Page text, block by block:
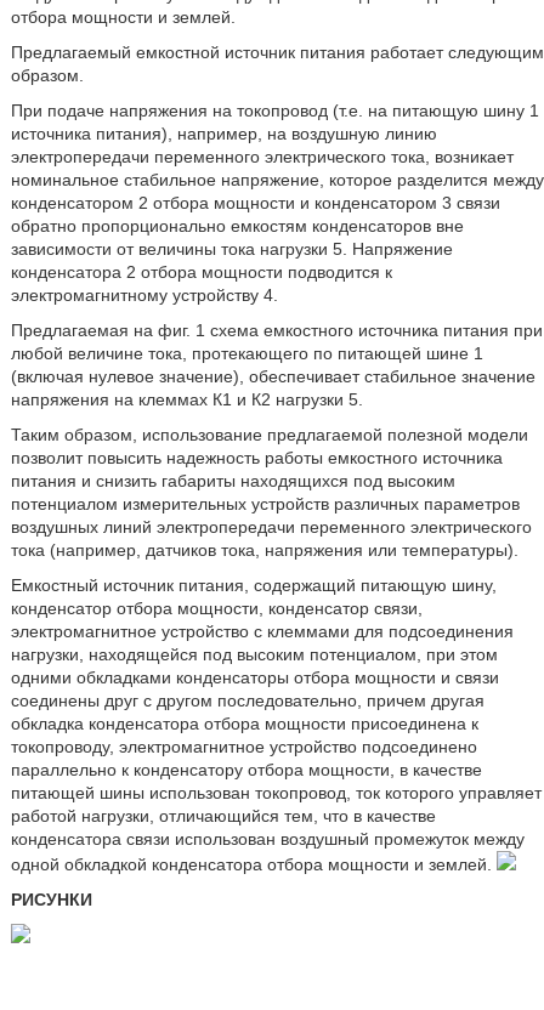
отбора мощности и землей.
Предлагаемый емкостной источник питания работает следующим
образом.
При подаче напряжения на токопровод (т.е. на питающую шину 1
источника питания), например, на воздушную линию
электропередачи переменного электрического тока, возникает
номинальное стабильное напряжение, которое разделится между
конденсатором 2 отбора мощности и конденсатором 3 связи
обратно пропорционально емкостям конденсаторов вне
зависимости от величины тока нагрузки 5. Напряжение
конденсатора 2 отбора мощности подводится к
электромагнитному устройству 4.
Предлагаемая на фиг. 1 схема емкостного источника питания при
любой величине тока, протекающего по питающей шине 1
(включая нулевое значение), обеспечивает стабильное значение
напряжения на клеммах К1 и К2 нагрузки 5.
Таким образом, использование предлагаемой полезной модели
позволит повысить надежность работы емкостного источника
питания и снизить габариты находящихся под высоким
потенциалом измерительных устройств различных параметров
воздушных линий электропередачи переменного электрического
тока (например, датчиков тока, напряжения или температуры).
Емкостный источник питания, содержащий питающую шину,
конденсатор отбора мощности, конденсатор связи,
электромагнитное устройство с клеммами для подсоединения
нагрузки, находящейся под высоким потенциалом, при этом
одними обкладками конденсаторы отбора мощности и связи
соединены друг с другом последовательно, причем другая
обкладка конденсатора отбора мощности присоединена к
токопроводу, электромагнитное устройство подсоединено
параллельно к конденсатору отбора мощности, в качестве
питающей шины использован токопровод, ток которого управляет
работой нагрузки, отличающийся тем, что в качестве
конденсатора связи использован воздушный промежуток между
одной обкладкой конденсатора отбора мощности и землей.
РИСУНКИ